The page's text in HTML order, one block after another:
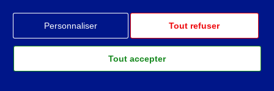
Personnaliser Tout refuser
Tout accepter
29.10.2019
Judo , Équipe France Douane
Judo - Deux médailles pour l'équipe de France
douane
Les judokas Walide Khyar et Madeleine Malonga remportent les